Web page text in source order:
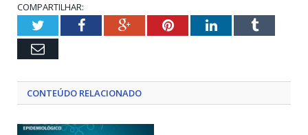
COMPARTILHAR:
TwitterFacebookGoogle+PinterestLinkedInTumblr
Email
CONTEÚDO RELACIONADO